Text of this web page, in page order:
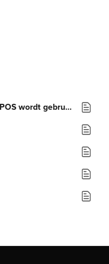
DMA: Ongeldige PLU wanneer geen POS wordt gebruikt